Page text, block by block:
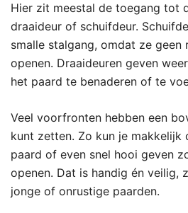
Hier zit meestal de toegang tot
draaideur of schuifdeur.
smalle stalgang, omdat ze geen
openen. Draaideuren geven
het paard te benaderen of te
Veel voorfronten hebben een
kunt zetten. Zo kun je makkelijk
paard of even snel hooi geven
openen. Dat is handig én veilig,
jonge of onrustige paarden.